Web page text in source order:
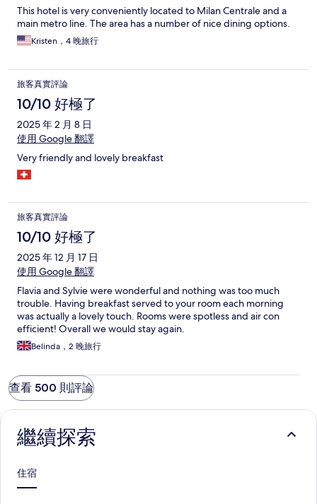
This hotel is very conveniently located to Milan Centrale and a
main metro line. The area has a number of nice dining options.
Kristen，4 晚旅行
旅客真實評論
10/10 好極了
2025 年 2 月 8 日
使用 Google 翻譯
Very friendly and lovely breakfast
旅客真實評論
10/10 好極了
2025 年 12 月 17 日
使用 Google 翻譯
Flavia and Sylvie were wonderful and nothing was too much
trouble. Having breakfast served to your room each morning
was actually a lovely touch. Rooms were spotless and air con
efficient! Overall we would stay again.
Belinda，2 晚旅行
查看 500 則評論
繼續探索
住宿